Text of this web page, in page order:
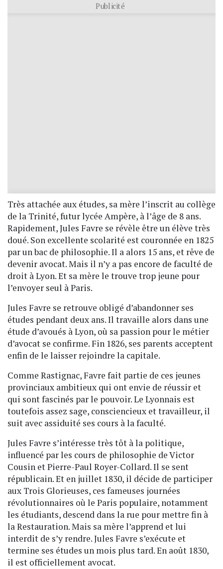
Publicité
Très attachée aux études, sa mère l’inscrit au collège
de la Trinité, futur lycée Ampère, à l’âge de 8 ans.
Rapidement, Jules Favre se révèle être un élève très
doué. Son excellente scolarité est couronnée en 1825
par un bac de philosophie. Il a alors 15 ans, et rêve de
devenir avocat. Mais il n’y a pas encore de faculté de
droit à Lyon. Et sa mère le trouve trop jeune pour
l’envoyer seul à Paris.
Jules Favre se retrouve obligé d’abandonner ses
études pendant deux ans. Il travaille alors dans une
étude d’avoués à Lyon, où sa passion pour le métier
d’avocat se confirme. Fin 1826, ses parents acceptent
enfin de le laisser rejoindre la capitale.
Comme Rastignac, Favre fait partie de ces jeunes
provinciaux ambitieux qui ont envie de réussir et
qui sont fascinés par le pouvoir. Le Lyonnais est
toutefois assez sage, consciencieux et travailleur, il
suit avec assiduité ses cours à la faculté.
Jules Favre s’intéresse très tôt à la politique,
influencé par les cours de philosophie de Victor
Cousin et Pierre-Paul Royer-Collard. Il se sent
républicain. Et en juillet 1830, il décide de participer
aux Trois Glorieuses, ces fameuses journées
révolutionnaires où le Paris populaire, notamment
les étudiants, descend dans la rue pour mettre fin à
la Restauration. Mais sa mère l’apprend et lui
interdit de s’y rendre. Jules Favre s’exécute et
termine ses études un mois plus tard. En août 1830,
il est officiellement avocat.